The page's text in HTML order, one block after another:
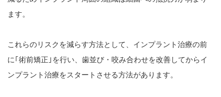
ます。
これらのリスクを減らす方法として、インプラント治療の前
に｢術前矯正｣を行い、歯並び・咬み合わせを改善してからイ
ンプラント治療をスタートさせる方法があります。